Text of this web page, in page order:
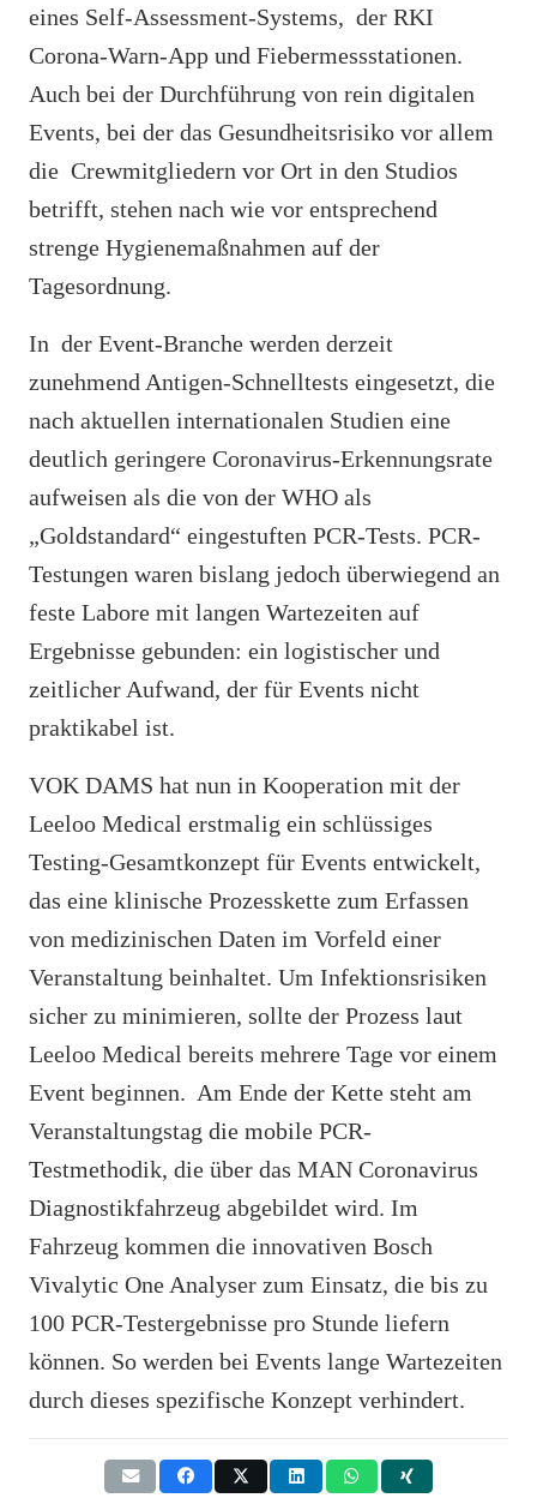
eines Self-Assessment-Systems, der RKI
Corona-Warn-App und Fiebermessstationen.
Auch bei der Durchführung von rein digitalen
Events, bei der das Gesundheitsrisiko vor allem
die Crewmitgliedern vor Ort in den Studios
betrifft, stehen nach wie vor entsprechend
strenge Hygienemaßnahmen auf der
Tagesordnung.
In der Event-Branche werden derzeit
zunehmend Antigen-Schnelltests eingesetzt, die
nach aktuellen internationalen Studien eine
deutlich geringere Coronavirus-Erkennungsrate
aufweisen als die von der WHO als
„Goldstandard“ eingestuften PCR-Tests. PCR-
Testungen waren bislang jedoch überwiegend an
feste Labore mit langen Wartezeiten auf
Ergebnisse gebunden: ein logistischer und
zeitlicher Aufwand, der für Events nicht
praktikabel ist.
VOK DAMS hat nun in Kooperation mit der
Leeloo Medical erstmalig ein schlüssiges
Testing-Gesamtkonzept für Events entwickelt,
das eine klinische Prozesskette zum Erfassen
von medizinischen Daten im Vorfeld einer
Veranstaltung beinhaltet. Um Infektionsrisiken
sicher zu minimieren, sollte der Prozess laut
Leeloo Medical bereits mehrere Tage vor einem
Event beginnen. Am Ende der Kette steht am
Veranstaltungstag die mobile PCR-
Testmethodik, die über das MAN Coronavirus
Diagnostikfahrzeug abgebildet wird. Im
Fahrzeug kommen die innovativen Bosch
Vivalytic One Analyser zum Einsatz, die bis zu
100 PCR-Testergebnisse pro Stunde liefern
können. So werden bei Events lange Wartezeiten
durch dieses spezifische Konzept verhindert.